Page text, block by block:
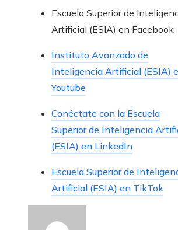
Escuela Superior de
Artificial (ESIA) en Facebook
Instituto Avanzado de
Inteligencia Artificial (ESIA)
Youtube
Conéctate con la Escuela
Superior de Inteligencia
(ESIA) en LinkedIn
Escuela Superior de
Artificial (ESIA) en TikTok